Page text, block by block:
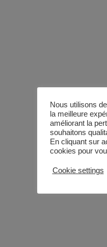
Nous utilisons
la meilleure
améliorant la
souhaitons
En cliquant sur
cookies pour
Cookie settings